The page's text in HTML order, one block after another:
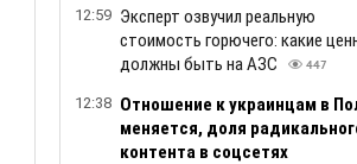
12:59 Эксперт озвучил реальную
стоимость горючего: какие
должны быть на АЗС
447
12:38 Отношение к украинцам в
меняется, доля
контента в соцсетях